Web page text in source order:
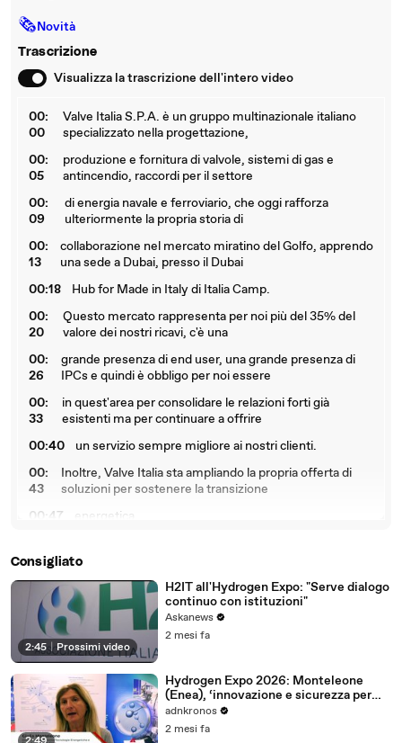
🗞Novità
Trascrizione
Visualizza la trascrizione dell'intero video
00:
00
Valve Italia S.P.A. è un gruppo multinazionale italiano
specializzato nella progettazione,
00:
05
produzione e fornitura di valvole, sistemi di gas e
antincendio, raccordi per il settore
00:
09
di energia navale e ferroviario, che oggi rafforza
ulteriormente la propria storia di
00:
13
collaborazione nel mercato miratino del Golfo, apprendo
una sede a Dubai, presso il Dubai
00:18
Hub for Made in Italy di Italia Camp.
00:
20
Questo mercato rappresenta per noi più del 35% del
valore dei nostri ricavi, c'è una
00:
26
grande presenza di end user, una grande presenza di
IPCs e quindi è obbligo per noi essere
00:
33
in quest'area per consolidare le relazioni forti già
esistenti ma per continuare a offrire
00:40
un servizio sempre migliore ai nostri clienti.
00:
43
Inoltre, Valve Italia sta ampliando la propria offerta di
soluzioni per sostenere la transizione
00:47
energetica.
48
fondamentale della crescita
00:
53
del gruppo stesso, quindi noi al di là delle applicazioni
tradizionali per il trasporto
00:
58
e l'estrazione di gas stiamo sempre di più orientandoci
per il trasporto dell'idrogeno
01:
05
e sicuramente anche per le applicazioni di carbon
capture, ma oltre a queste novità
01:
12
continuiamo a perseguire altre innovazioni di prodotto in
ambito nucleare e sicuramente
Consigliato
2:45 | Prossimi video
H2IT all'Hydrogen Expo: "Serve dialogo
continuo con istituzioni"
Askanews
2 mesi fa
Hydrogen Expo 2026: Monteleone
(Enea), ‘innovazione e sicurezza per
nuovo mix energetico’
adnkronos
2 mesi fa